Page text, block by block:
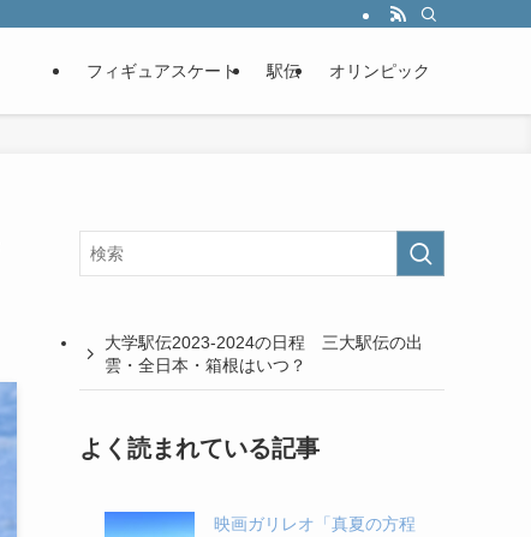
フィギュアスケート 駅伝 オリンピック
大学駅伝2023-2024の日程 三大駅伝の出
雲・全日本・箱根はいつ？
よく読まれている記事
映画ガリレオ「真夏の方程